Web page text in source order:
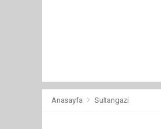
Anasayfa Sultangazi